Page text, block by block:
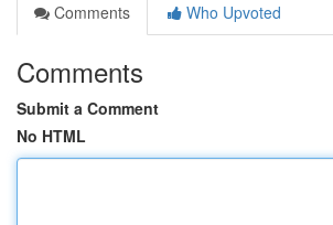
Comments
Who Upvoted
Comments
Submit a Comment
No HTML